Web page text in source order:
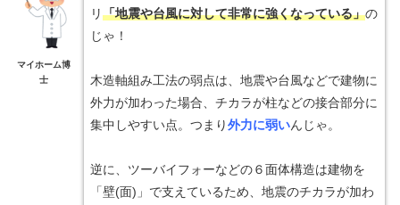
マイホーム博
士
リ「地震や台風に対して非常に強くなっている」の
じゃ！
木造軸組み工法の弱点は、地震や台風などで建物に
外力が加わった場合、チカラが柱などの接合部分に
集中しやすい点。つまり外力に弱いんじゃ。
逆に、ツーバイフォーなどの６面体構造は建物を
「壁(面)」で支えているため、地震のチカラが加わ